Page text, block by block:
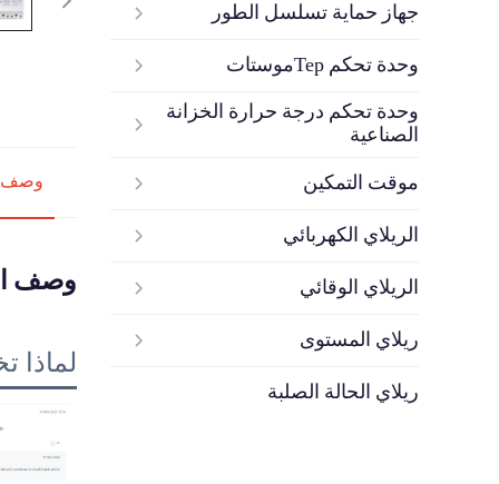
جهاز حماية تسلسل الطور
وحدة تحكم Терموستات
وحدة تحكم درجة حرارة الخزانة
الصناعية
موقت التمكين
الريلاي الكهربائي
الريلاي الوقائي
ريلاي المستوى
ريلاي الحالة الصلبة
وصف
وصف
لماذا